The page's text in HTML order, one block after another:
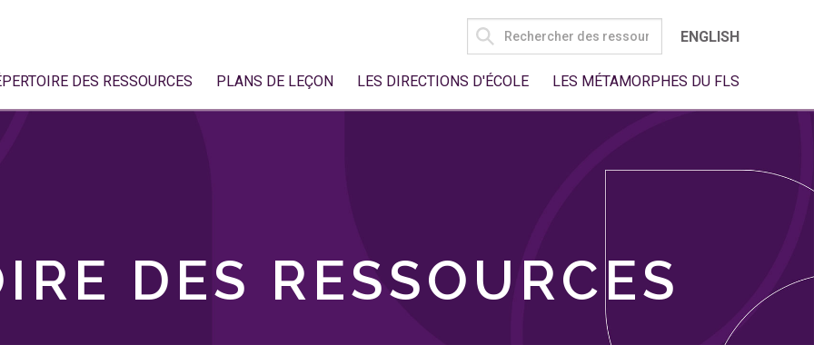
SEARCH
FOR:
ENGLISH
DES RESSOURCES PLANS DE LEÇON LES DIRECTIONS D'ÉCOLE LES MÉTAMORPHES DU FLS
DES RESSOURCES